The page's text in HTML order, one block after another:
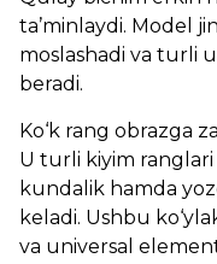
ta’minlaydi. Model
moslashadi va turli
beradi.
Ko‘k rang obrazga
U turli kiyim ranglari
kundalik hamda
keladi. Ushbu
va universal